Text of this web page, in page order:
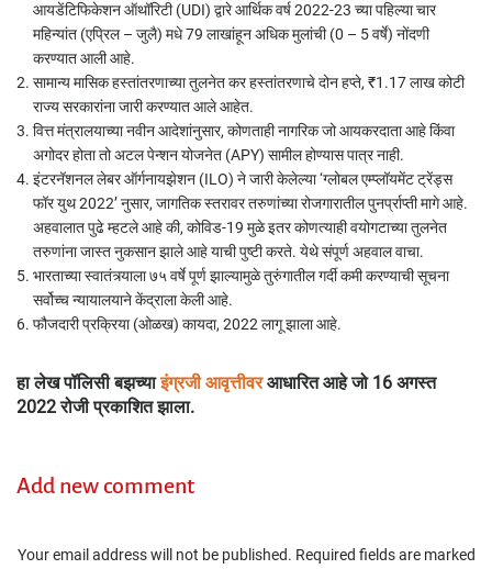
आयडेंटिफिकेशन ऑथॉरिटी (UDI) द्वारे आर्थिक वर्ष 2022-23 च्या पहिल्या चार
महिन्यांत (एप्रिल – जुलै) मधे 79 लाखांहून अधिक मुलांची (0 – 5 वर्षे) नोंदणी
करण्यात आली आहे.
सामान्य मासिक हस्तांतरणाच्या तुलनेत कर हस्तांतरणाचे दोन हप्ते, ₹1.17 लाख कोटी
राज्य सरकारांना जारी करण्यात आले आहेत.
वित्त मंत्रालयाच्या नवीन आदेशांनुसार, कोणताही नागरिक जो आयकरदाता आहे किंवा
अगोदर होता तो अटल पेन्शन योजनेत (APY) सामील होण्यास पात्र नाही.
इंटरनॅशनल लेबर ऑर्गनायझेशन (ILO) ने जारी केलेल्या ‘ग्लोबल एम्प्लॉयमेंट ट्रेंड्स
फॉर युथ 2022’ नुसार, जागतिक स्तरावर तरुणांच्या रोजगारातील पुनर्प्राप्ती मागे आहे.
अहवालात पुढे म्हटले आहे की, कोविड-19 मुळे इतर कोणत्याही वयोगटाच्या तुलनेत
तरुणांना जास्त नुकसान झाले आहे याची पुष्टी करते. येथे संपूर्ण अहवाल वाचा.
भारताच्या स्वातंत्र्याला ७५ वर्षे पूर्ण झाल्यामुळे तुरुंगातील गर्दी कमी करण्याची सूचना
सर्वोच्च न्यायालयाने केंद्राला केली आहे.
फौजदारी प्रक्रिया (ओळख) कायदा, 2022 लागू झाला आहे.
हा लेख पॉलिसी बझच्याइंग्रजी आवृत्तीवरआधारित आहे जो 16 अगस्त
2022 रोजी प्रकाशित झाला.
Add new comment
Your email address will not be published. Required fields are marked